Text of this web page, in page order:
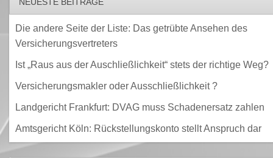
NEUESTE BEITRÄGE
Die andere Seite der Liste: Das getrübte Ansehen des
Versicherungsvertreters
Ist „Raus aus der Auschließlichkeit“ stets der richtige Weg?
Versicherungsmakler oder Ausschließlichkeit ?
Landgericht Frankfurt: DVAG muss Schadenersatz zahlen
Amtsgericht Köln: Rückstellungskonto stellt Anspruch dar